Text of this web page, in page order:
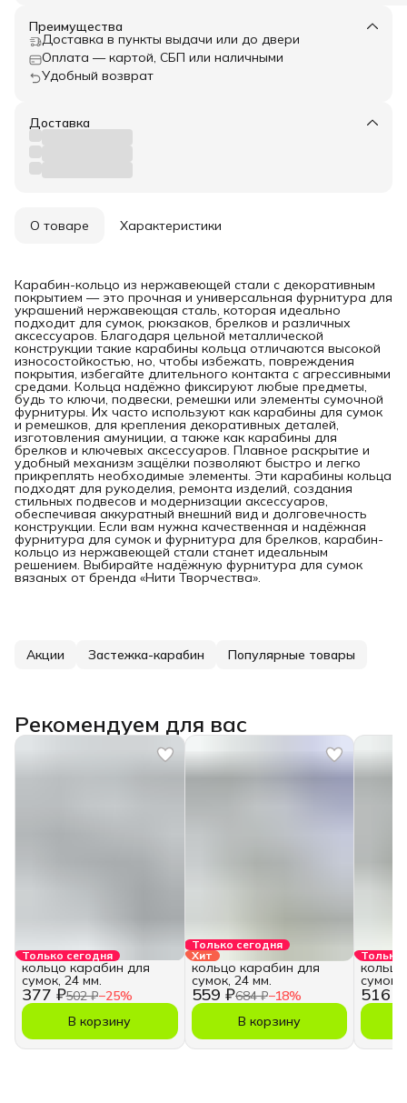
Преимущества
Доставка в пункты выдачи или до двери
Оплата — картой, СБП или наличными
Удобный возврат
Доставка
О товаре Характеристики
Карабин-кольцо из нержавеющей стали с декоративным
покрытием — это прочная и универсальная фурнитура для
украшений нержавеющая сталь, которая идеально
подходит для сумок, рюкзаков, брелков и различных
аксессуаров. Благодаря цельной металлической
конструкции такие карабины кольца отличаются высокой
износостойкостью, но, чтобы избежать, повреждения
покрытия, избегайте длительного контакта с агрессивными
средами. Кольца надёжно фиксируют любые предметы,
будь то ключи, подвески, ремешки или элементы сумочной
фурнитуры. Их часто используют как карабины для сумок
и ремешков, для крепления декоративных деталей,
изготовления амуниции, а также как карабины для
брелков и ключевых аксессуаров. Плавное раскрытие и
удобный механизм защёлки позволяют быстро и легко
прикреплять необходимые элементы. Эти карабины кольца
подходят для рукоделия, ремонта изделий, создания
стильных подвесов и модернизации аксессуаров,
обеспечивая аккуратный внешний вид и долговечность
конструкции. Если вам нужна качественная и надёжная
фурнитура для сумок и фурнитура для брелков, карабин-
кольцо из нержавеющей стали станет идеальным
решением. Выбирайте надёжную фурнитура для сумок
вязаных от бренда «Нити Творчества».
Акции Застежка-карабин Популярные товары
Рекомендуем для вас
Только сегодня
377 ₽502 ₽−25%
кольцо карабин для
сумок, 24 мм.
В корзину
Только сегодня
Хит
559 ₽684 ₽−18%
кольцо карабин для
сумок, 24 мм.
В корзину
Только
516 ₽
сумок,